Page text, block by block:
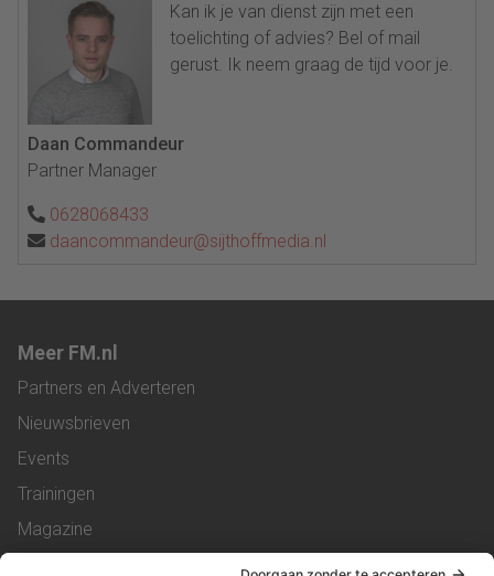
Kan ik je van dienst zijn met een
toelichting of advies? Bel of mail
gerust. Ik neem graag de tijd voor je.
Daan Commandeur
Partner Manager
0628068433
daancommandeur@sijthoffmedia.nl
Meer FM.nl
Partners en Adverteren
Nieuwsbrieven
Events
Trainingen
Magazine